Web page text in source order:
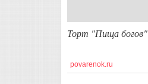
Торт "Пища богов"
povarenok.ru